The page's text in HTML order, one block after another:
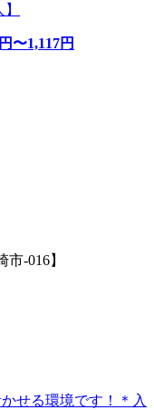
円〜1,117円
-016】
せる環境です！＊入